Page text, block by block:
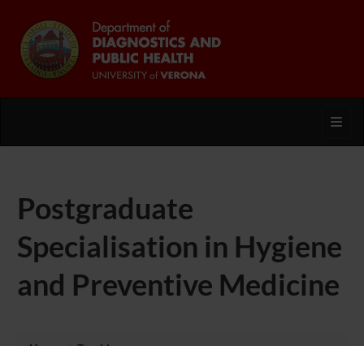
Postgraduate
Specialisation in Hygiene
and Preventive Medicine